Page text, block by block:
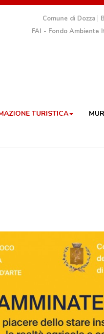
Comune di Dozza
FAI - Fondo Ambiente
TURISTICA